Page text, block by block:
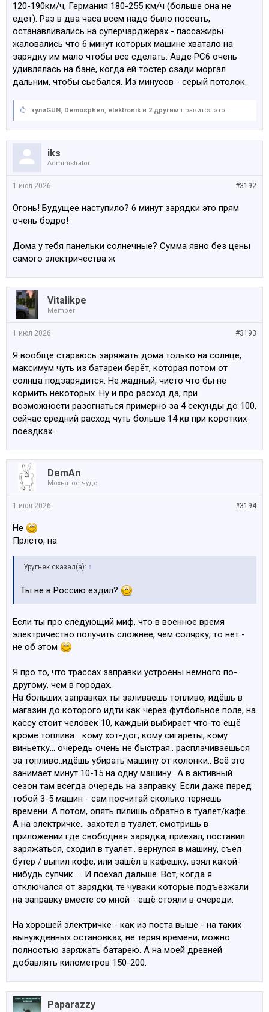
120-190км/ч, Германия 180-255 км/ч (больше она не
едет). Раз в два часа всем надо было поссать,
останавливались на суперчарджерах - пассажиры
жаловались что 6 минут которых машине хватало на
зарядку им мало чтобы все сделать. Авде РС6 очень
удивлялась на бане, когда ей тостер сзади моргал
дальним, чтобы сьебался. Из минусов - серый потолок.
хулиGUN, Demosphen, elektronik и 2 другим нравится это.
iks
Administrator
#3192
1 июл 2026
Огонь! Будущее наступило? 6 минут зарядки это прям
очень бодро!
Дома у тебя панельки солнечные? Сумма явно без цены
самого электричества ж
Vitalikpe
Member
#3193
1 июл 2026
Я вообще стараюсь заряжать дома только на солнце,
максимум чуть из батареи берёт, которая потом от
солнца подзарядится. Не жадный, чисто что бы не
кормить некоторых. Ну и про расход да, при
возможности разогнаться примерно за 4 секунды до 100,
сейчас средний расход чуть больше 14 кв при коротких
поездках.
DemAn
Мохнатое чудо
#3194
1 июл 2026
Не
Прлсто, на
Уругнек сказал(а): ↑
Ты не в Россию ездил?
Если ты про следующий миф, что в военное время
электричество получить сложнее, чем солярку, то нет -
не об этом
Я про то, что трассах заправки устроены немного по-
другому, чем в городах.
На больших заправках ты заливаешь топливо, идёшь в
магазин до которого идти как через футбольное поле, на
кассу стоит человек 10, каждый выбирает что-то ещё
кроме топлива... кому хот-дог, кому сигареты, кому
виньетку... очередь очень не быстрая.. расплачиваешься
за топливо..идёшь убирать машину от колонки.. Всё это
занимает минут 10-15 на одну машину.. А в активный
сезон там всегда очередь на заправку. Если даже перед
тобой 3-5 машин - сам посчитай сколько теряешь
времени. А потом, опять пилишь обратно в туалет/кафе..
А на электричке.. захотел в туалет, смотришь в
приложении где свободная зарядка, приехал, поставил
заряжаться, сходил в туалет.. вернулся в машину, съел
бутер / выпил кофе, или зашёл в кафешку, взял какой-
нибудь супчик..... И поехал дальше. Вот, когда я
отключался от зарядки, те чуваки которые подъезжали
на заправку вместе со мной - ещё стояли в очереди.
На хорошей электричке - как из поста выше - на таких
вынужденных остановках, не теряя времени, можно
полностью заряжать батарею. А на моей древней
добавлять километров 150-200.
Paparazzy